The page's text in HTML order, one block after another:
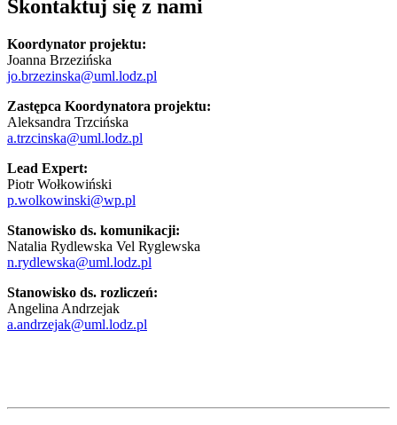
Skontaktuj się z nami
Koordynator projektu:
Joanna Brzezińska
jo.brzezinska@uml.lodz.pl
Zastępca Koordynatora projektu:
Aleksandra Trzcińska
a.trzcinska@uml.lodz.pl
Lead Expert:
Piotr Wołkowiński
p.wolkowinski@wp.pl
Stanowisko ds. komunikacji:
Natalia Rydlewska Vel Ryglewska
n.rydlewska@uml.lodz.pl
Stanowisko ds. rozliczeń:
Angelina Andrzejak
a.andrzejak@uml.lodz.pl